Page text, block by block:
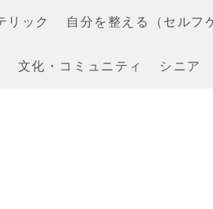
リック 自分を整える（セルフ
文化・コミュニティ シニア